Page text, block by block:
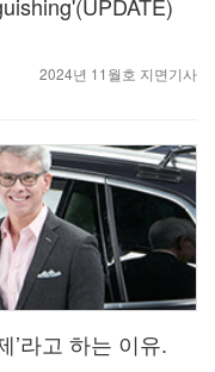
2024년 11월호 지면기사
’라고 하는 이유.